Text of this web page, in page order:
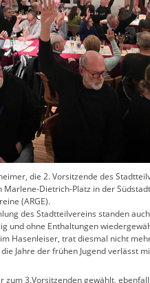
die 2. Vorsitzende des
Marlene-Dietrich-Platz in der
(ARGE).
des Stadtteilvereins standen
und ohne Enthaltungen
Hasenleiser, trat diesmal nicht
Jahre der frühen Jugend verlässt
zum 3.Vorsitzenden gewählt,